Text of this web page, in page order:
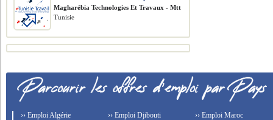
Magharébia Technologies Et Travaux - Mtt
Tunisie
›› Emploi Algérie
›› Emploi Djibouti
›› Emploi Maroc